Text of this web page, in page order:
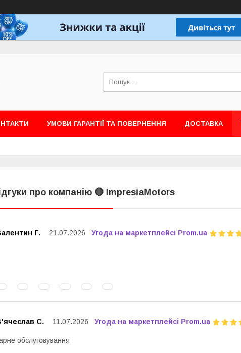
УМОВИ ГАРАНТІЇ ТА ПОВЕРНЕННЯ ДОСТАВКА
про компанію 🔴 ImpresiaMotors
Г. 21.07.2026 Угода на маркетплейсі Prom.ua
С. 11.07.2026 Угода на маркетплейсі Prom.ua
обслуговування